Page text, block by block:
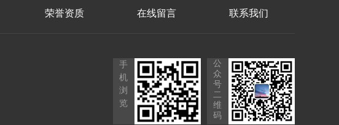
荣誉资质 在线留言 联系我们
手
机
浏
览
公
众
号
二
维
码